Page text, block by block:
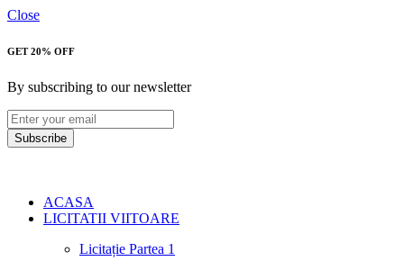
Close
GET 20% OFF
By subscribing to our newsletter
Subscribe
ACASA
LICITATII VIITOARE
Licitație Partea 1